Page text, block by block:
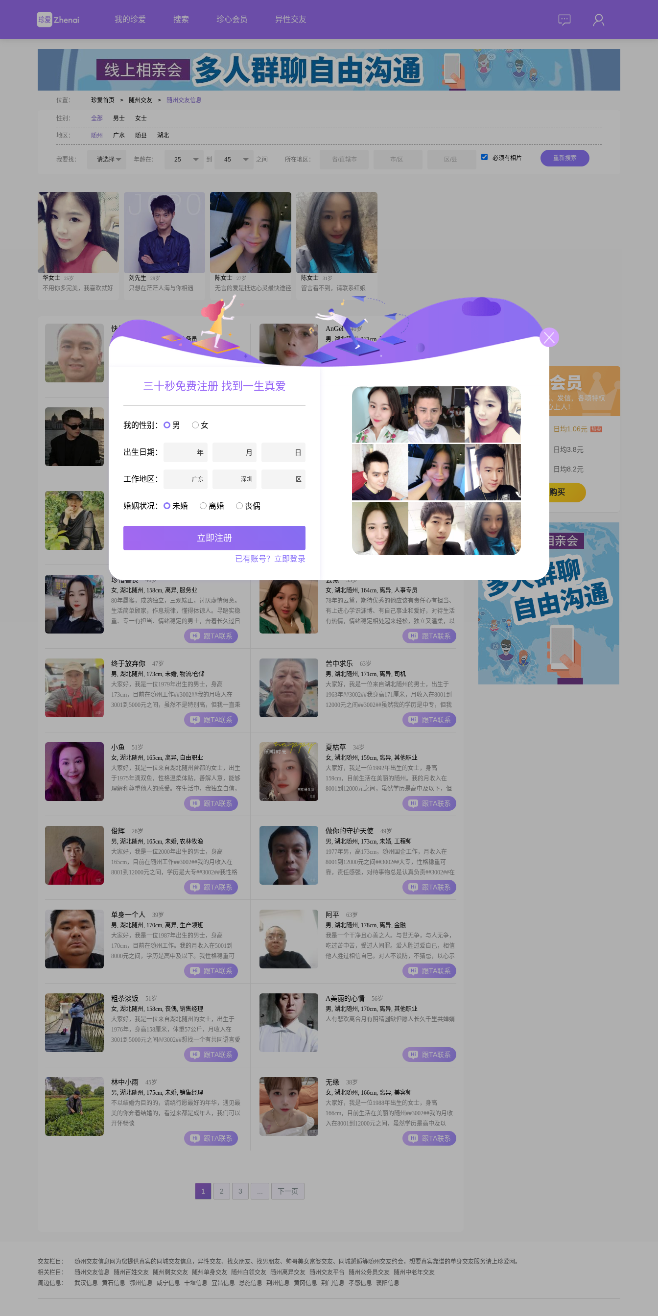
我的珍爱 搜索 珍心会员 异性交友
位置： 珍爱首页 > 随州交友 > 随州交友信息
性别： 全部 男士 女士
地区： 随州 广水 随县 湖北
我要找： 请选择 年龄在： 25 到 45 之间 所在地区： 省/直辖市 市/区 区/县 必须有相片 重新搜索
华女士 25岁
不用你多完美，我喜欢就好
刘先生 29岁
只想在茫茫人海与你相遇
陈女士 27岁
无言的爱是抵达心灵最快途径
陈女士 31岁
留言看不到，请联系红娘
快乐余生
男, 湖北随州, 173cm, 离异, 公务员
大家好，我是一位1975年出生的男士，身高
172cm，目前在随州工作。我的月收入在5000到
感强，待人真诚，生活中我勤俭节约，注重健康养
生。我喜欢追求稳定安逸的生活，认为相互尊重是
跟TA联系
AnGel
40岁
男, 湖北随州, 171cm, 离异, 销售总监
大家好，我是一位1986年出生的男士，身高
171cm，目前在随州工作##3002##我的月收入在
靠，真诚待人##3002##对我来说，家庭是非常重要
的，我会把家庭放在第一位##3002##平时我性格随
和，容易相处，不
跟TA联系
男, 湖北随州, 173cm, 未婚, 自由职业
12001到20000元之间，学历是大专##3002##我觉得
来调节气氛，让周围的人感到轻松愉快##3002##同
时，我也是一个稳重可靠的人，在生活和工作中都
男, 湖北随州, 174cm, 离异, 销售总监
大家好，我是一位1973年出生的男士，身高
174cm，四川荥经人，目前在随州工作##3002##我
的月收入在5001到8000元之间，学历是高中及以下
##3002##我性格稳重可靠，责任感强，随和易相处
##3002##我认为活在当下最重要，家庭是我的重
心，我会为了家庭的幸福而努力##3002##我勤俭节
约，真诚可靠，对
跟TA联系
女, 湖北随州, 158cm, 离异, 未填写
随州工作##3002##我的身高大概 158cm 呢##3002##
我在工作上还算努力，每个月的收入能有 50000 元
以上，在经济方面还是比较独立的##3002##我的学
历是中专，可能在有些人眼里不算高，但我一直相
点
跟TA联系
天使之翼
51岁
女, 湖北随州, 158cm, 丧偶, 医疗管理
大家好，我是一位来自湖北随州的女士，出生于
1975年。我性格开朗，总是爱笑，面对生活中的各
种情况都能保持乐观积极的态度。我善解人意，能
细腻地察觉到他人的情绪变化，并且非常随和易相
的工作，月收入在3001到5000元之间，能够满足基
跟TA联系
珍惜善良
46岁
女, 湖北随州, 158cm, 离异, 服务业
80年属猴，成熟独立，三观端正，讨厌虚情假意。
生活简单顾家，作息规律，懂得体谅人。寻踏实稳
重、专一有担当、情绪稳定的男士，奔着长久过日
跟TA联系
云黛
53岁
女, 湖北随州, 164cm, 离异, 人事专员
78年的云黛，期待优秀的他应该有责任心有担当、
有上进心学识渊博、有自己事业和爱好，对待生活
有热情，情绪稳定相处起来轻松，独立又温柔，以
暧阳为序，赴人间烟火💐💐🎉🎉炒股推销产品勿扰
跟TA联系
终于放弃你
47岁
男, 湖北随州, 173cm, 未婚, 物流/仓储
大家好，我是一位1979年出生的男士，身高
173cm，目前在随州工作##3002##我的月收入在
3001到5000元之间，虽然不是特别高，但我一直秉
持着勤俭节约的生活态度，觉得过日子最重要的是
过得踏实##3002##我中专毕业，学历不算高，但我
断学习新知识，追求事业上的成功#
跟TA联系
苦中求乐
63岁
男, 湖北随州, 171cm, 离异, 司机
大家好，我是一位来自湖北随州的男士，出生于
1963年##3002##我身高171厘米，月收入在8001到
12000元之间##3002##虽然我的学历是中专，但我
一直保持着学习的热情，不断提升自己##3002##我
性格稳重可靠，责任感强，总是把家庭放在第一位
不计较一时的
跟TA联系
小鱼
51岁
女, 湖北随州, 165cm, 离异, 自由职业
大家好，我是一位来自湖北随州曾都的女士，出生
于1975年滴双鱼，性格温柔体贴，善解人意，能够
理解和尊重他人的感受。在生活中，我独立自信，
热爱生活，追求一种随和易相处的生活方式。我注
重健康管理，喜欢精致的生活，这让我在日常生活
要求，只希望能找到一个有能力，有担当的人，能
够相互理
跟TA联系
夏枯草
34岁
女, 湖北随州, 159cm, 离异, 其他职业
大家好，我是一位1992年出生的女士，身高
159cm，目前生活在美丽的随州。我的月收入在
8001到12000元之间，虽然学历是高中及以下，但
我一直保持着独立自信的生活态度。我相信，生活
中的幸福和满足感并不完全取决于学历的高低，而
富有同理心的人，热爱生活，真诚可靠。我对人对
事都
跟TA联系
俊辉
26岁
男, 湖北随州, 165cm, 未婚, 农林牧渔
大家好，我是一位2000年出生的男士，身高
165cm，目前在随州工作##3002##我的月收入在
8001到12000元之间，学历是大专##3002##我性格
稳重可靠，家庭对我来说非常重要，我总是把家庭
放在第一位##3002##我是一个真诚可靠的人，对待
平时会注意饮食和
跟TA联系
做你的守护天使
49岁
男, 湖北随州, 173cm, 未婚, 工程师
1977年男，高173cm，随州国企工作，月收入在
8001到12000元之间##3002##大专，性格稳重可
靠，责任感强，对待事物总是认真负责##3002##在
生活中，我特别喜欢亲近自然，享受城市漫步带来
的宁静与惬意，也热爱登山徒步，感受大自然的壮
跟TA联系
单身一个人
39岁
男, 湖北随州, 170cm, 离异, 生产领班
大家好，我是一位1987年出生的男士，身高
170cm，目前在随州工作。我的月收入在5001到
8000元之间，学历是高中及以下。我性格稳重可
靠，责任感强，总是乐观积极地面对生活。我随和
易相处，不喜欢计较太多，与人交往时总是本着真
注重实用和性价比。我有一些特别的兴趣爱好，比
如哲学
跟TA联系
阿平
63岁
男, 湖北随州, 178cm, 离异, 金融
我是一个干净且心善之人。与世无争，与人无争，
吃过苦中苦，受过人间罪。爱人胜过爱自已，相信
他人胜过相信自已。对人不设防，不猜忌，以心示
人。但是，人不犯我，我不犯人，人若犯我，我必
跟TA联系
粗茶淡饭
51岁
女, 湖北随州, 158cm, 丧偶, 销售经理
大家好，我是一位来自湖北随州的女士，出生于
1976年，身高158厘米，体重57公斤，月收入在
3001到5000元之间##3002##想找一个有共同语言愛
好的男士相伴，互相取暖共渡余生，不喜欢闻烟
味，酒可以少量，身高1米7以上，年龄在53至60之
意者欢迎与我联系，我们可
跟TA联系
A美丽的心情
56岁
男, 湖北随州, 170cm, 离异, 其他职业
人有悲欢离合月有阴晴圆缺但愿人长久千里共婵娟
跟TA联系
林中小雨
45岁
男, 湖北随州, 175cm, 未婚, 销售经理
不以结婚为目的的，请绕行愿最好的年华，遇见最
美的你奔着结婚的，看过来都是成年人，我们可以
开怀畅谈
跟TA联系
无缘
38岁
女, 湖北随州, 166cm, 离异, 美容师
大家好，我是一位1988年出生的女士，身高
166cm，目前生活在美丽的随州##3002##我的月收
入在8001到12000元之间，虽然学历是高中及以
下，但我一直保持着积极向上的生活态度和工作热
情##3002##我性格真诚可靠，对待生活和工作都充
跟TA联系
1 2 3 下一页
日均1.06元
日均3.8元
日均8.2元
立即购买
交友栏目： 随州交友信息网 为您提供真实的同城交友信息，异性交友、找女朋友、找男朋友、帅哥美女富婆交友、同城邂逅等随州交友约会，想要真实靠谱的单身交友服务请上珍爱网。
相关栏目：
随州交友信息 随州百姓交友 随州剩女交友 随州单身交友 随州白领交友 随州离异交友 随州交友平台 随州公务员交友
随州中老年交友
周边信息：
武汉信息 黄石信息 鄂州信息 咸宁信息 十堰信息 宜昌信息 恩施信息 荆州信息 黄冈信息 荆门信息 孝感信息 襄阳信息
三十秒免费注册 找到一生真爱
我的性别： 男 女
出生日期： 年 月 日
工作地区： 广东 深圳 区
婚姻状况： 未婚 离婚 丧偶
立即注册
已有账号？立即登录